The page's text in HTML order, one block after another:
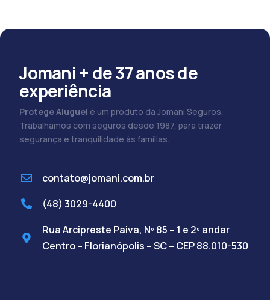
Jomani + de 37 anos de
experiência
Protege Aluguel é um produto da Jomani Seguros.
Trabalhamos com seguros desde 1987, para trazer
segurança e tranquilidade às famílias.
contato@jomani.com.br
(48) 3029-4400
Rua Arcipreste Paiva, Nº 85 – 1 e 2º andar
Centro – Florianópolis – SC – CEP 88.010-530